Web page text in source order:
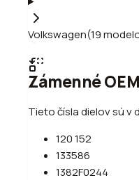
Volkswagen(19
Zámenné
Tieto čísla dielov sú v
120 152
133586
1382F0244